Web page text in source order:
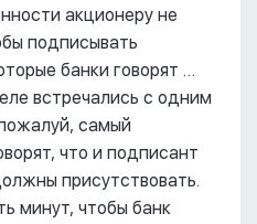
акционеру не
подписывать
банки говорят …
встречались с одним
самый
что и подписант
присутствовать.
минут, чтобы банк